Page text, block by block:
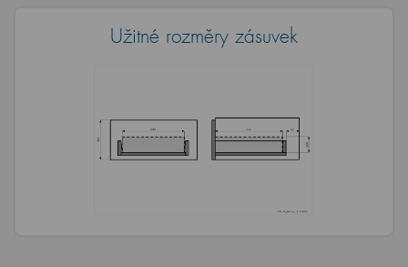
Užitné rozměry zásuvek